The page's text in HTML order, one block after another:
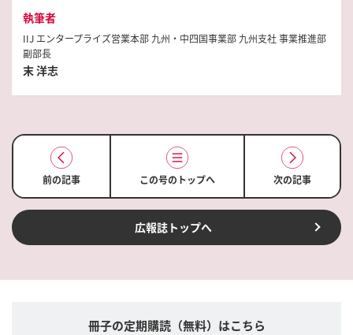
執筆者
IIJ エンタープライズ営業本部 九州・中四国事業部 九州支社 事業推進部
副部長
末 洋志
前の記事 この号のトップへ 次の記事
広報誌トップへ
冊子の定期購読（無料）はこちら